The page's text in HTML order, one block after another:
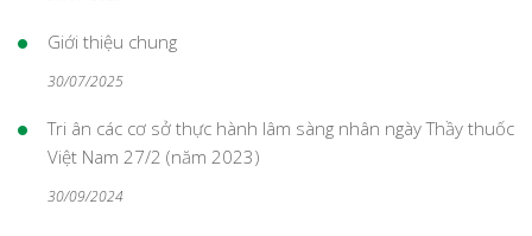
Giới thiệu chung
30/07/2025
Tri ân các cơ sở thực hành lâm sàng nhân ngày Thầy thuốc
Việt Nam 27/2 (năm 2023)
30/09/2024